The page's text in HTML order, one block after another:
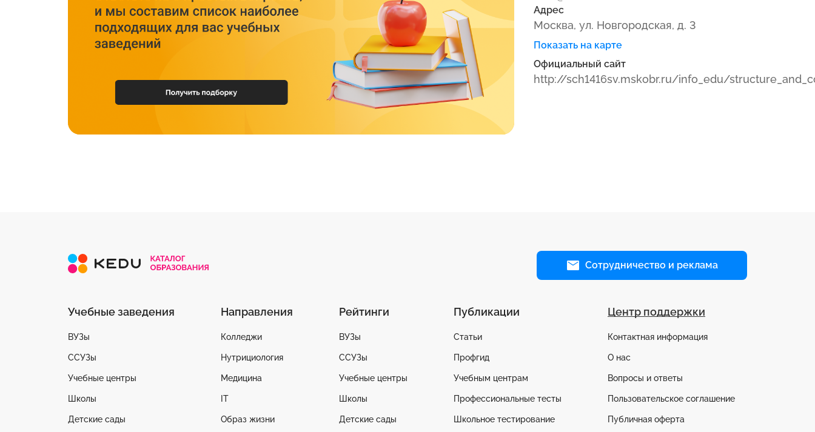
Адрес
Москва, ул. Новгородская, д. 3
Показать на карте
Официальный сайт
http://sch1416sv.mskobr.ru/info_edu/
Сотрудничество и реклама
Учебные заведения
ВУЗы
ССУЗы
Учебные центры
Школы
Детские сады
Направления
Колледжи
Нутрициология
Медицина
IT
Образ жизни
Рейтинги
ВУЗы
ССУЗы
Учебные центры
Школы
Детские сады
Публикации
Статьи
Профгид
Учебным центрам
Профессиональные тесты
Школьное тестирование
Центр поддержки
Контактная информация
О нас
Вопросы и ответы
Пользовательское соглашение
Публичная оферта